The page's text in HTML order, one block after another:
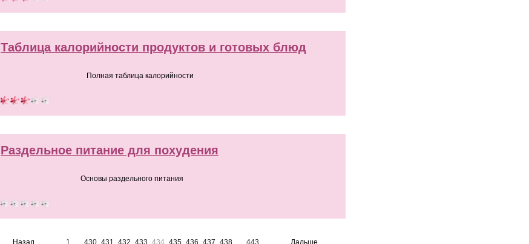
Таблица калорийности продуктов и готовых блюд
Полная таблица калорийности
Раздельное питание для похудения
Основы раздельного питания
Назад Дальше
1 430 431 432 433 434 435 436 437 438 443